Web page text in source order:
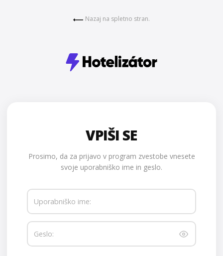
Nazaj na spletno stran.
VPIŠI SE
Prosimo, da za prijavo v program zvestobe vnesete
svoje uporabniško ime in geslo.
Uporabniško ime:
Geslo: